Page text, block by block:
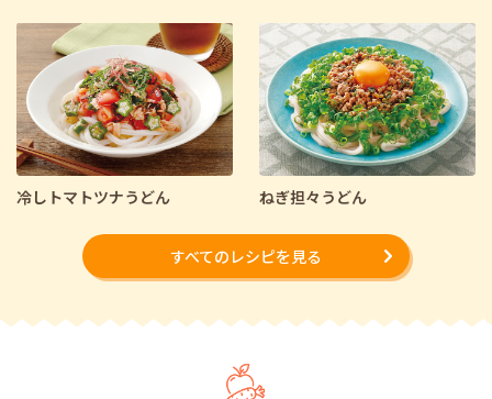
冷しトマトツナうどん ねぎ担々うどん
すべてのレシピを見る